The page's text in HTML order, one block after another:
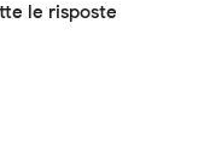
le risposte